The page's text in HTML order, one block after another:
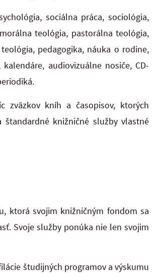
sociálna práca, sociológia,
teológia, pastorálna teológia,
pedagogika, náuka o rodine,
audiovizuálne nosiče, CD-
zväzkov kníh a časopisov, ktorých
knižničné služby vlastné
ktorá svojim knižničným fondom sa
Svoje služby ponúka nie len svojim
študijných programov a výskumu